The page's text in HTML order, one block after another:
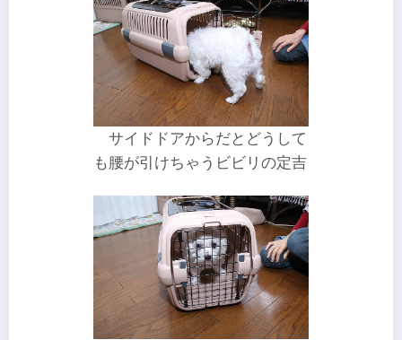
サイドドアからだとどうして
も腰が引けちゃうビビリの定吉